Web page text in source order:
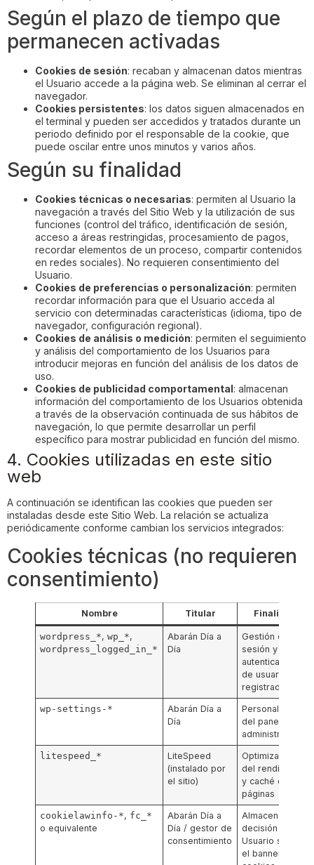
Según el plazo de tiempo que
permanecen activadas
Cookies de sesión: recaban y almacenan datos mientras
el Usuario accede a la página web. Se eliminan al cerrar el
navegador.
Cookies persistentes: los datos siguen almacenados en
el terminal y pueden ser accedidos y tratados durante un
periodo definido por el responsable de la cookie, que
puede oscilar entre unos minutos y varios años.
Según su finalidad
Cookies técnicas o necesarias: permiten al Usuario la
navegación a través del Sitio Web y la utilización de sus
funciones (control del tráfico, identificación de sesión,
acceso a áreas restringidas, procesamiento de pagos,
recordar elementos de un proceso, compartir contenidos
en redes sociales). No requieren consentimiento del
Usuario.
Cookies de preferencias o personalización: permiten
recordar información para que el Usuario acceda al
servicio con determinadas características (idioma, tipo de
navegador, configuración regional).
Cookies de análisis o medición: permiten el seguimiento
y análisis del comportamiento de los Usuarios para
introducir mejoras en función del análisis de los datos de
uso.
Cookies de publicidad comportamental: almacenan
información del comportamiento de los Usuarios obtenida
a través de la observación continuada de sus hábitos de
navegación, lo que permite desarrollar un perfil
específico para mostrar publicidad en función del mismo.
4. Cookies utilizadas en este sitio
web
A continuación se identifican las cookies que pueden ser
instaladas desde este Sitio Web. La relación se actualiza
periódicamente conforme cambian los servicios integrados:
Cookies técnicas (no requieren
consentimiento)
Nombre Titular Finalidad
wordpress_*,wp_*,
wordpress_logged_in_*
Abarán Día a
Día
Gestión de
sesión y
autenticación
de usuarios
registrados
wp-settings-*
Abarán Día a
Día
Personalización
del panel de
administración
litespeed_*
LiteSpeed
(instalado por
el sitio)
Optimización
del rendimiento
y caché de
páginas
cookielawinfo-*, fc_*
o equivalente
Abarán Día a
Día / gestor de
consentimiento
Almacenar la
decisión del
Usuario sobre
el banner de